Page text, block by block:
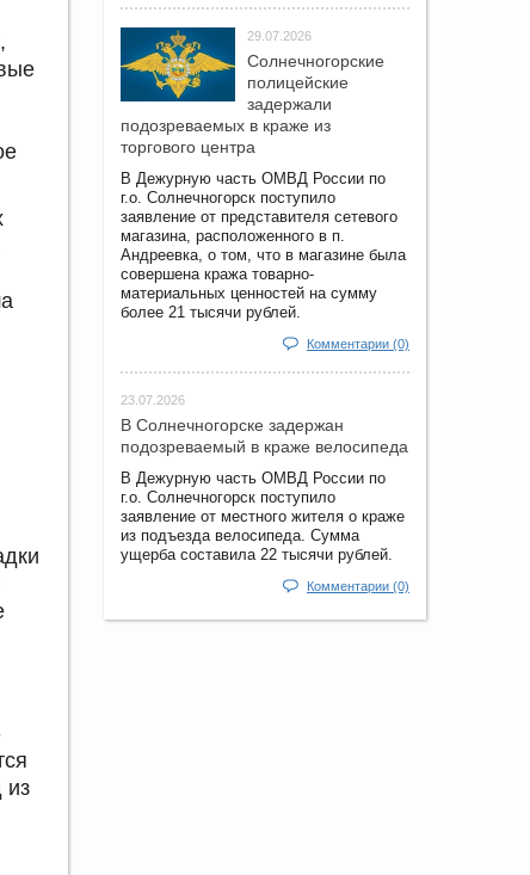
из
29.07.2026
Солнечногорские
полицейские
задержали
подозреваемых в краже из
торгового центра
В Дежурную часть ОМВД России по
г.о. Солнечногорск поступило
заявление от представителя сетевого
магазина, расположенного в п.
Андреевка, о том, что в магазине была
совершена кража товарно-
материальных ценностей на сумму
более 21 тысячи рублей.
Комментарии (0)
23.07.2026
В Солнечногорске задержан
подозреваемый в краже велосипеда
В Дежурную часть ОМВД России по
г.о. Солнечногорск поступило
заявление от местного жителя о краже
из подъезда велосипеда. Сумма
ущерба составила 22 тысячи рублей.
Комментарии (0)